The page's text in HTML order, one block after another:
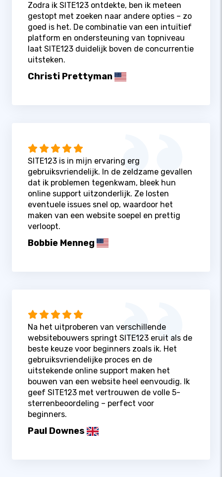
Zodra ik SITE123 ontdekte, ben ik meteen
gestopt met zoeken naar andere opties – zo
goed is het. De combinatie van een intuïtief
platform en ondersteuning van topniveau
laat SITE123 duidelijk boven de concurrentie
uitsteken.
Christi Prettyman
SITE123 is in mijn ervaring erg
gebruiksvriendelijk. In de zeldzame gevallen
dat ik problemen tegenkwam, bleek hun
online support uitzonderlijk. Ze losten
eventuele issues snel op, waardoor het
maken van een website soepel en prettig
verloopt.
Bobbie Menneg
Na het uitproberen van verschillende
websitebouwers springt SITE123 eruit als de
beste keuze voor beginners zoals ik. Het
gebruiksvriendelijke proces en de
uitstekende online support maken het
bouwen van een website heel eenvoudig. Ik
geef SITE123 met vertrouwen de volle 5-
sterrenbeoordeling – perfect voor
beginners.
Paul Downes